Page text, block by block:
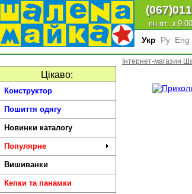
(067)
пн-пт: з
Укр Ру Eng
Цікаво:
Конструктор
Пошиття одягу
Новинки каталогу
Популярне
Вишиванки
Кепки та панамки
Інтернет-магазин